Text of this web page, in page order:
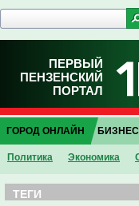
ПЕРВЫЙ
ПЕНЗЕНСКИЙ
ПОРТАЛ
ГОРОД ОНЛАЙН
Политика Экономика
ТЕГИ